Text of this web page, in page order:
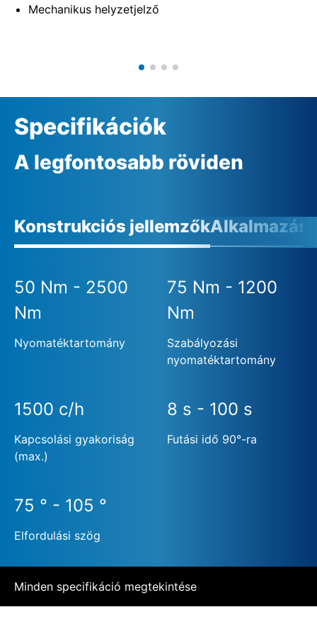
Mechanikus helyzetjelző
Specifikációk
A legfontosabb röviden
Konstrukciós jellemzők
50 Nm - 2500
Nm
Nyomatéktartomány
75 Nm - 1200
Nm
Szabályozási
nyomatéktartomány
1500 c/h
Kapcsolási gyakoriság
(max.)
8 s - 100 s
Futási idő 90°-ra
75 ° - 105 °
Elfordulási szög
Minden specifikáció megtekintése